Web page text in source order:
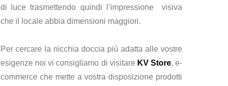
di luce trasmettendo quindi l’impressione visiva
che il locale abbia dimensioni maggiori.
Per cercare la nicchia doccia più adatta alle vostre
esigenze noi vi consigliamo di visitare KV Store, e-
commerce che mette a vostra disposizione prodotti